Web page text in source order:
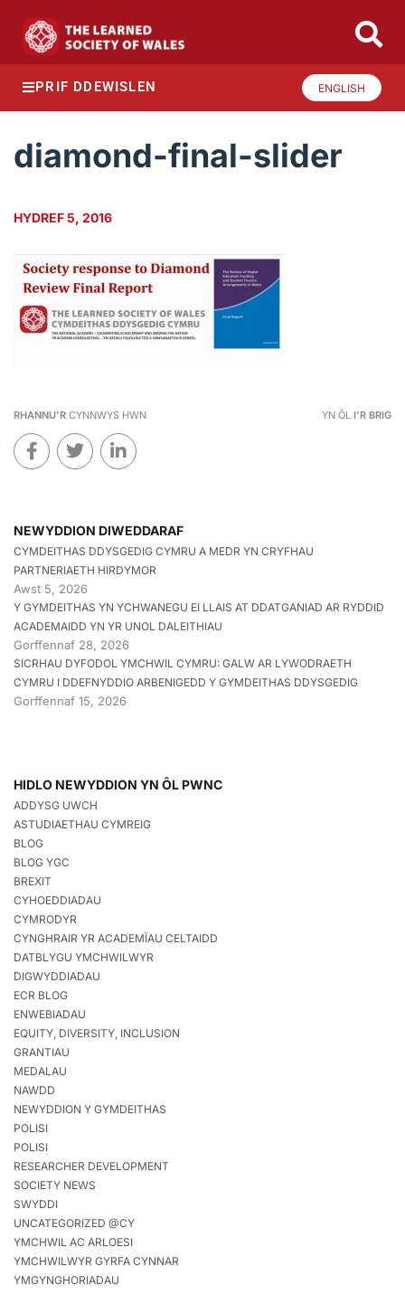
PRIF DDEWISLEN ENGLISH
diamond-final-slider
HYDREF 5, 2016
RHANNU'R CYNNWYS HWN YN ÔL I'R BRIG
NEWYDDION DIWEDDARAF
CYMDEITHAS DDYSGEDIG CYMRU A MEDR YN CRYFHAU
PARTNERIAETH HIRDYMOR
Awst 5, 2026
Y GYMDEITHAS YN YCHWANEGU EI LLAIS AT DDATGANIAD AR RYDDID
ACADEMAIDD YN YR UNOL DALEITHIAU
Gorffennaf 28, 2026
SICRHAU DYFODOL YMCHWIL CYMRU: GALW AR LYWODRAETH
CYMRU I DDEFNYDDIO ARBENIGEDD Y GYMDEITHAS DDYSGEDIG
Gorffennaf 15, 2026
HIDLO NEWYDDION YN ÔL PWNC
ADDYSG UWCH
ASTUDIAETHAU CYMREIG
BLOG
BLOG YGC
BREXIT
CYHOEDDIADAU
CYMRODYR
CYNGHRAIR YR ACADEMÏAU CELTAIDD
DATBLYGU YMCHWILWYR
DIGWYDDIADAU
ECR BLOG
ENWEBIADAU
EQUITY, DIVERSITY, INCLUSION
GRANTIAU
MEDALAU
NAWDD
NEWYDDION Y GYMDEITHAS
POLISI
POLISI
RESEARCHER DEVELOPMENT
SOCIETY NEWS
SWYDDI
UNCATEGORIZED @CY
YMCHWIL AC ARLOESI
YMCHWILWYR GYRFA CYNNAR
YMGYNGHORIADAU